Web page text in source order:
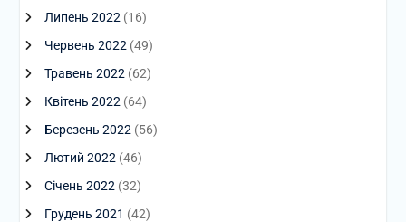
Липень 2022 (16)
Червень 2022 (49)
Травень 2022 (62)
Квітень 2022 (64)
Березень 2022 (56)
Лютий 2022 (46)
Січень 2022 (32)
Грудень 2021 (42)